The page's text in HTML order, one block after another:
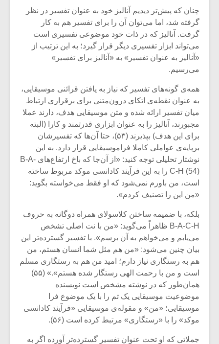
چنان که پیش‌تر دیدیم آنالیز خود به عنوان تفسیر در نظر
گرفته شد، اما می‌توان آن را برای تفسیر هم به کار
گرفت. آنالیز که در ذات خود موضوعی تفسیری است
می‌تواند ابزار تفسیری دیگر قرار گیرد؛ به این ترتیب از
«آنالیز به عنوان تفسیر» به «آنالیز برای تفسیر»
می‌رسیم.
همه‌ی گونه‌های تفسیر که نیاز به یافتن قرائنی موسیقایی،
به عنوان نقطه‌ی اتکای درون‌متنی برای برقراری ارتباط
میان تفسیر ارائه شده و متن موسیقایی هدف، دارند عملا
مجبورند، آنالیز را به عنوان ابزاری قدرتمند و کارا (البته
برای این هدف) بپذیرند (۵۳)، حتا آن‌ها که تفسیرشان
برپایه‌ی عواملی کاملا فراموسیقایی قرار دارد. به این
نوشتار تحلیلی توجه کنید: «از آن‌جا که باخ ارتفاع‌های B-A-
C-H (54) را به این فرآیند کادانسی موکد مربوط ساخته
است، من باورم نمی‌شود که او فقط می‌خواسته بگوید:
«من این را تصنیف کردم».
بلکه، با ضمیمه ساختن کلاسولای همراه دوگانه به حروف
B-A-C-H ظاهراً می‌گوید: «من با نت اصلی تشخص
می‌یابم و می‌‌خواهم به آن برسم». با تفسیر گسترده‌تر این
بیان چنین می‌شود: «من هم مثل شما انسان هستم، من
هم به رستگاری نیاز دارم؛ امید من هم به رستگاری مسلم
است و من با رحمت الهی رستگار شده هستم».» (۵۵)
همان‌طور که در نوشته مشخص است نویسنده
موضوعیت موسیقایی یک تم را با یک موضوع فرا
موسیقایی؛ «من» و مقوله‌ی موسیقایی «فرآیند کادانسی
موکد» را با «رستگاری» مرتبط کرده است (۵۶).
جملاتی که او تحت عنوان تفسیر گسترده‌تر آورده اگر به
میکلوش روژا
یادداشتی بر موسیقی
متن فیلم «متری
شیش و نیم»
اگر نمی توانی
مشهورترین باشی،
بدنام ترین باش
موریس ژار
دوره
موسیقی
موسیقی